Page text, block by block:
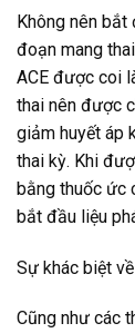
Không nên bắt
đoạn mang
ACE được coi
thai nên được
giảm huyết áp
thai kỳ. Khi
bằng thuốc ức
bắt đầu liệu
Sự khác biệt
Cũng như các